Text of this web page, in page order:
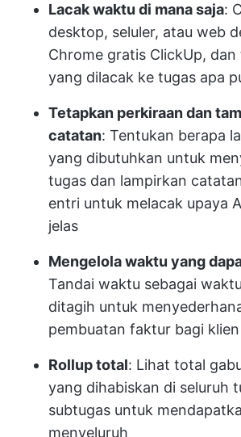
Lacak waktu di mana saja:
desktop, seluler, atau web
Chrome gratis ClickUp,
yang dilacak ke tugas apa
Tetapkan perkiraan dan
catatan: Tentukan berapa
yang dibutuhkan untuk
tugas dan lampirkan
entri untuk melacak upaya
jelas
Mengelola waktu yang
Tandai waktu sebagai
ditagih untuk
pembuatan faktur bagi klien
Rollup total: Lihat total
yang dihabiskan di seluruh
subtugas untuk
menyeluruh